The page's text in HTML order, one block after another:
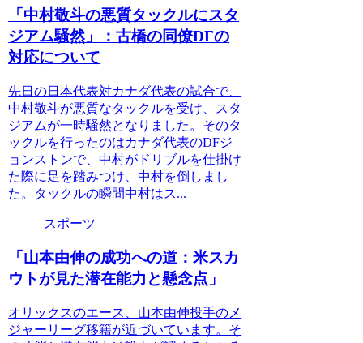
「中村敬斗の悪質タックルにスタ
ジアム騒然」：古橋の同僚DFの
対応について
先日の日本代表対カナダ代表の試合で、
中村敬斗が悪質なタックルを受け、スタ
ジアムが一時騒然となりました。そのタ
ックルを行ったのはカナダ代表のDFジ
ョンストンで、中村がドリブルを仕掛け
た際に足を踏みつけ、中村を倒しまし
た。タックルの瞬間中村はス...
スポーツ
「山本由伸の成功への道：米スカ
ウトが見た潜在能力と懸念点」
オリックスのエース、山本由伸投手のメ
ジャーリーグ移籍が近づいています。そ